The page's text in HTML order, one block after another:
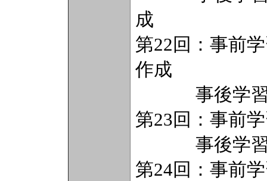
成
第22回：事前
作成
事後学習（
第23回：事前
事後学習（
第24回：事前